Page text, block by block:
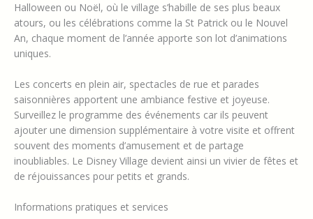
Halloween ou Noël, où le village s’habille de ses plus beaux
atours, ou les célébrations comme la St Patrick ou le Nouvel
An, chaque moment de l’année apporte son lot d’animations
uniques.
Les concerts en plein air, spectacles de rue et parades
saisonnières apportent une ambiance festive et joyeuse.
Surveillez le programme des événements car ils peuvent
ajouter une dimension supplémentaire à votre visite et offrent
souvent des moments d’amusement et de partage
inoubliables. Le Disney Village devient ainsi un vivier de fêtes et
de réjouissances pour petits et grands.
Informations pratiques et services